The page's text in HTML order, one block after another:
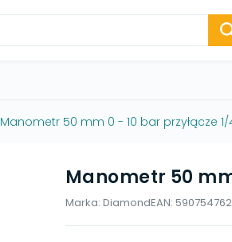
Manometr 50 mm 0 - 10 bar przyłącze
Manometr 50
Marka: DiamondEAN: